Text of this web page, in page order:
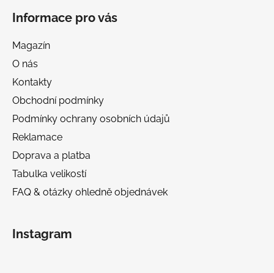
Informace pro vás
Magazín
O nás
Kontakty
Obchodní podmínky
Podmínky ochrany osobních údajů
Reklamace
Doprava a platba
Tabulka velikostí
FAQ & otázky ohledně objednávek
Instagram